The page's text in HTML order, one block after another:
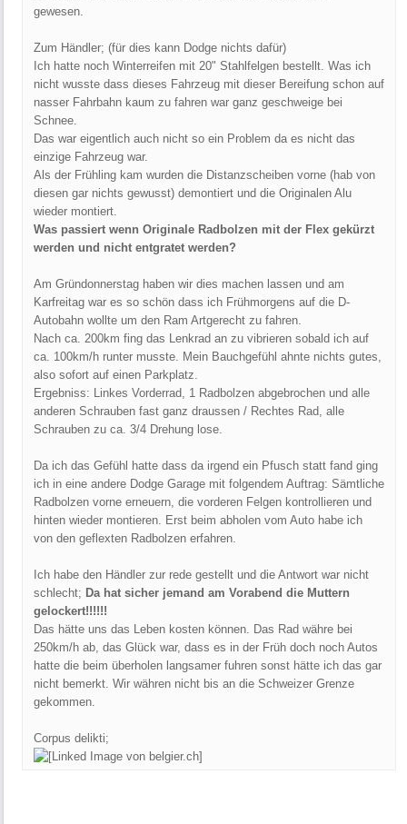
gewesen.
Zum Händler; (für dies kann Dodge nichts dafür)
Ich hatte noch Winterreifen mit 20" Stahlfelgen bestellt. Was ich
nicht wusste dass dieses Fahrzeug mit dieser Bereifung schon auf
nasser Fahrbahn kaum zu fahren war ganz geschweige bei
Schnee.
Das war eigentlich auch nicht so ein Problem da es nicht das
einzige Fahrzeug war.
Als der Frühling kam wurden die Distanzscheiben vorne (hab von
diesen gar nichts gewusst) demontiert und die Originalen Alu
wieder montiert.
Was passiert wenn Originale Radbolzen mit der Flex gekürzt
werden und nicht entgratet werden?
Am Gründonnerstag haben wir dies machen lassen und am
Karfreitag war es so schön dass ich Frühmorgens auf die D-
Autobahn wollte um den Ram Artgerecht zu fahren.
Nach ca. 200km fing das Lenkrad an zu vibrieren sobald ich auf
ca. 100km/h runter musste. Mein Bauchgefühl ahnte nichts gutes,
also sofort auf einen Parkplatz.
Ergebniss: Linkes Vorderrad, 1 Radbolzen abgebrochen und alle
anderen Schrauben fast ganz draussen / Rechtes Rad, alle
Schrauben zu ca. 3/4 Drehung lose.
Da ich das Gefühl hatte dass da irgend ein Pfusch statt fand ging
ich in eine andere Dodge Garage mit folgendem Auftrag: Sämtliche
Radbolzen vorne erneuern, die vorderen Felgen kontrollieren und
hinten wieder montieren. Erst beim abholen vom Auto habe ich
von den geflexten Radbolzen erfahren.
Ich habe den Händler zur rede gestellt und die Antwort war nicht
schlecht; Da hat sicher jemand am Vorabend die Muttern
gelockert!!!!!!
Das hätte uns das Leben kosten können. Das Rad währe bei
250km/h ab, das Glück war, dass es in der Früh doch noch Autos
hatte die beim überholen langsamer fuhren sonst hätte ich das gar
nicht bemerkt. Wir währen nicht bis an die Schweizer Grenze
gekommen.
Corpus delikti;